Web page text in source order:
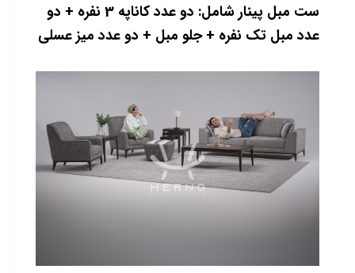
ست مبل پینار شامل: دو عدد کاناپه 3 نفره + دو
عدد مبل تک نفره + جلو مبل + دو عدد میز عسلی